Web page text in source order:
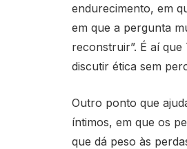
endurecimento, em
em que a pergunta
reconstruir”. É aí
discutir ética sem
Outro ponto que
íntimos, em que os
que dá peso às